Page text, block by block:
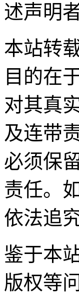
述声明
本站转
目的在
对其真
及连带
必须保
责任。
依法追
鉴于本
版权等